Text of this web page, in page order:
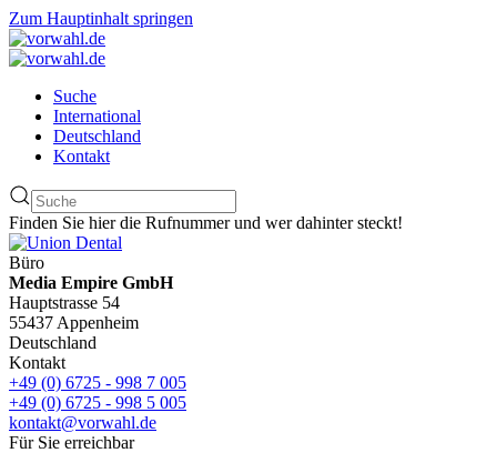
Zum Hauptinhalt springen
Suche
International
Deutschland
Kontakt
Finden Sie hier die Rufnummer und wer dahinter steckt!
Büro
Media Empire GmbH
Hauptstrasse 54
55437 Appenheim
Deutschland
Kontakt
+49 (0) 6725 - 998 7 005
+49 (0) 6725 - 998 5 005
kontakt@vorwahl.de
Für Sie erreichbar